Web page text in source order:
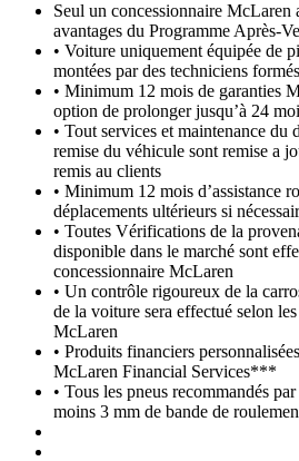
Seul un concessionnaire McLaren
avantages du Programme Après-
• Voiture uniquement équipée de
montées par des techniciens
• Minimum 12 mois de garanties
option de prolonger jusqu’à 24
• Tout services et maintenance du
remise du véhicule sont remise a
remis au clients
• Minimum 12 mois d’assistance
déplacements ultérieurs si
• Toutes Vérifications de la
disponible dans le marché sont
concessionnaire McLaren
• Un contrôle rigoureux de la
de la voiture sera effectué selon
McLaren
• Produits financiers
McLaren Financial Services***
• Tous les pneus recommandés
moins 3 mm de bande de